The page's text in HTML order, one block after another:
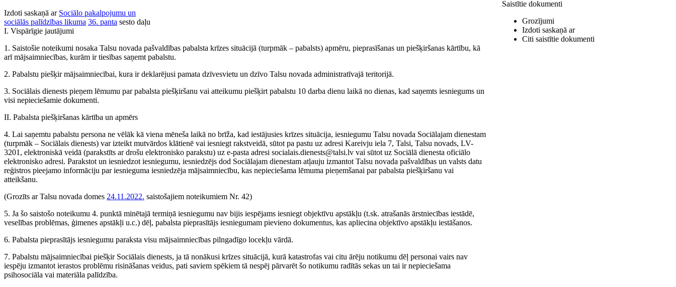
Izdoti saskaņā ar Sociālo pakalpojumu un
sociālās palīdzības likuma 36. panta sesto daļu
I. Vispārīgie jautājumi
1. Saistošie noteikumi nosaka Talsu novada pašvaldības pabalsta krīzes situācijā (turpmāk – pabalsts) apmēru, pieprasīšanas un piešķiršanas kārtību, kā
arī mājsaimniecības, kurām ir tiesības saņemt pabalstu.
2. Pabalstu piešķir mājsaimniecībai, kura ir deklarējusi pamata dzīvesvietu un dzīvo Talsu novada administratīvajā teritorijā.
3. Sociālais dienests pieņem lēmumu par pabalsta piešķiršanu vai atteikumu piešķirt pabalstu 10 darba dienu laikā no dienas, kad saņemts iesniegums un
visi nepieciešamie dokumenti.
II. Pabalsta piešķiršanas kārtība un apmērs
4. Lai saņemtu pabalstu persona ne vēlāk kā viena mēneša laikā no brīža, kad iestājusies krīzes situācija, iesniegumu Talsu novada Sociālajam dienestam
(turpmāk – Sociālais dienests) var izteikt mutvārdos klātienē vai iesniegt rakstveidā, sūtot pa pastu uz adresi Kareivju iela 7, Talsi, Talsu novads, LV-
3201, elektroniskā veidā (parakstīts ar drošu elektronisko parakstu) uz e-pasta adresi socialais.dienests@talsi.lv vai sūtot uz Sociālā dienesta oficiālo
elektronisko adresi. Parakstot un iesniedzot iesniegumu, iesniedzējs dod Sociālajam dienestam atļauju izmantot Talsu novada pašvaldības un valsts datu
reģistros pieejamo informāciju par iesnieguma iesniedzēja mājsaimniecību, kas nepieciešama lēmuma pieņemšanai par pabalsta piešķiršanu vai
atteikšanu.
(Grozīts ar Talsu novada domes 24.11.2022. saistošajiem noteikumiem Nr. 42)
5. Ja šo saistošo noteikumu 4. punktā minētajā termiņā iesniegumu nav bijis iespējams iesniegt objektīvu apstākļu (t.sk. atrašanās ārstniecības iestādē,
veselības problēmas, ģimenes apstākļi u.c.) dēļ, pabalsta pieprasītājs iesniegumam pievieno dokumentus, kas apliecina objektīvo apstākļu iestāšanos.
6. Pabalsta pieprasītājs iesniegumu paraksta visu mājsaimniecības pilngadīgo locekļu vārdā.
7. Pabalstu mājsaimniecībai piešķir Sociālais dienests, ja tā nonākusi krīzes situācijā, kurā katastrofas vai citu ārēju notikumu dēļ personai vairs nav
iespēju izmantot ierastos problēmu risināšanas veidus, pati saviem spēkiem tā nespēj pārvarēt šo notikumu radītās sekas un tai ir nepieciešama
psihosociāla vai materiāla palīdzība.
Saistītie dokumenti
Grozījumi
Izdoti saskaņā ar
Citi saistītie dokumenti